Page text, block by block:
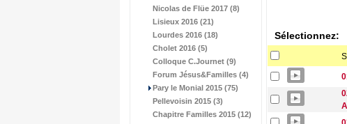
Nicolas de Flüe 2017 (8)
Lisieux 2016 (21)
Lourdes 2016 (18)
Cholet 2016 (5)
Colloque C.Journet (9)
Forum Jésus&Familles (4)
Pary le Monial 2015 (75)
Pellevoisin 2015 (3)
Chapitre Familles 2015 (12)
Sélectionnez: